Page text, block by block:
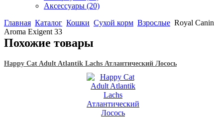
Аксессуары (20)
Главная Каталог Кошки Сухой корм Взрослые Royal Canin
Aroma Exigent 33
Похожие товары
Happy Cat Adult Atlantik Lachs Атлантический Лосось